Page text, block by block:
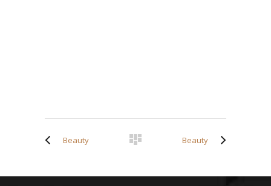
Beauty Beauty